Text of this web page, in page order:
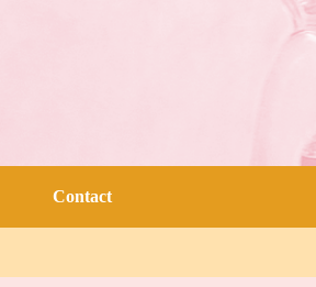
Contact